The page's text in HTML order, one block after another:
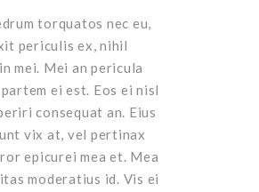
torquatos nec eu,
periculis ex, nihil
mei. Mei an pericula
ei est. Eos ei nisl
consequat an. Eius
vix at, vel pertinax
epicurei mea et. Mea
moderatius id. Vis ei